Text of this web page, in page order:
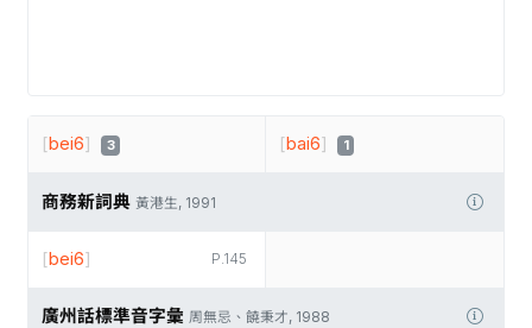
[bei6] 3 [bai6] 1
商務新詞典 黃港生, 1991
P.145
[bei6]
廣州話標準音字彙 周無忌、饒秉才, 1988